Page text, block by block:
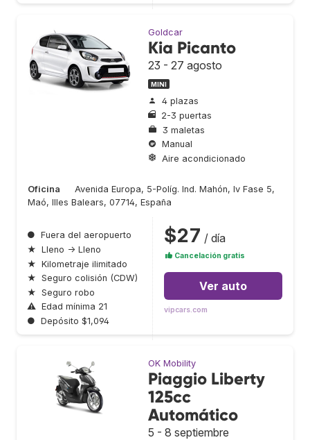
Goldcar
Kia Picanto
23 - 27 agosto
MINI
4 plazas
2-3 puertas
3 maletas
Manual
Aire acondicionado
Oficina
Avenida Europa, 5-Políg. Ind. Mahón, Iv Fase 5,
Maó, Illes Balears, 07714, España
● Fuera del aeropuerto
★ Lleno → Lleno
★ Kilometraje ilimitado
★ Seguro colisión (CDW)
★ Seguro robo
⚠ Edad mínima 21
● Depósito $1,094
$27 / día
Cancelación gratis
Ver auto
vipcars.com
OK Mobility
Piaggio Liberty
125cc
Automático
5 - 8 septiembre